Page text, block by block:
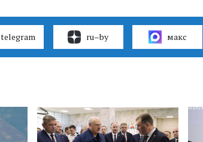
telegram ru–by макс